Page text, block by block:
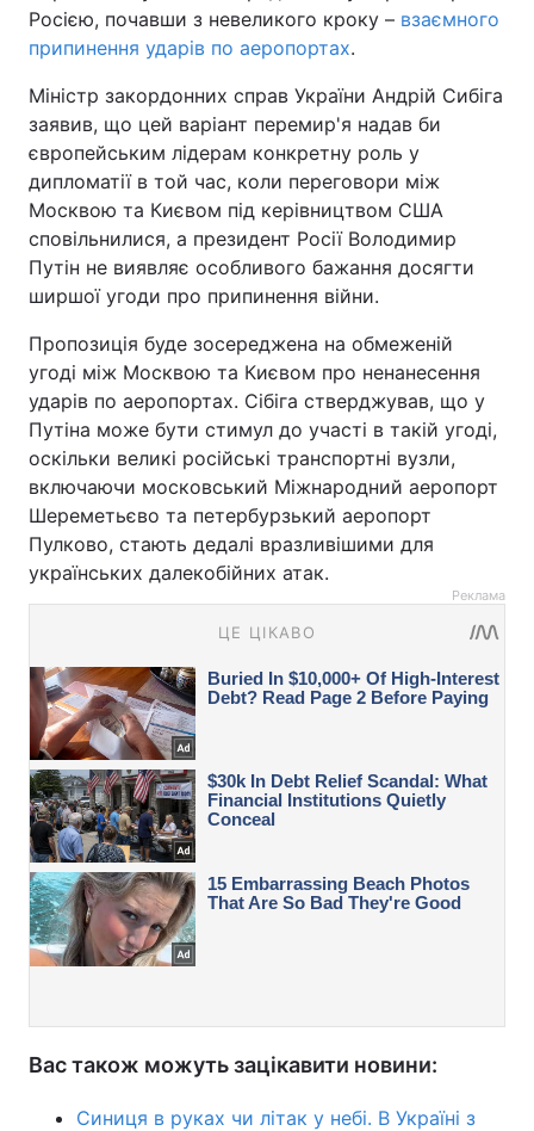
Росією, почавши з невеликого кроку – взаємного
припинення ударів по аеропортах.
Міністр закордонних справ України Андрій Сибіга
заявив, що цей варіант перемир'я надав би
європейським лідерам конкретну роль у
дипломатії в той час, коли переговори між
Москвою та Києвом під керівництвом США
сповільнилися, а президент Росії Володимир
Путін не виявляє особливого бажання досягти
ширшої угоди про припинення війни.
Пропозиція буде зосереджена на обмеженій
угоді між Москвою та Києвом про ненанесення
ударів по аеропортах. Сібіга стверджував, що у
Путіна може бути стимул до участі в такій угоді,
оскільки великі російські транспортні вузли,
включаючи московський Міжнародний аеропорт
Шереметьєво та петербурзький аеропорт
Пулково, стають дедалі вразливішими для
українських далекобійних атак.
Реклама
Вас також можуть зацікавити новини:
Синиця в руках чи літак у небі. В Україні з